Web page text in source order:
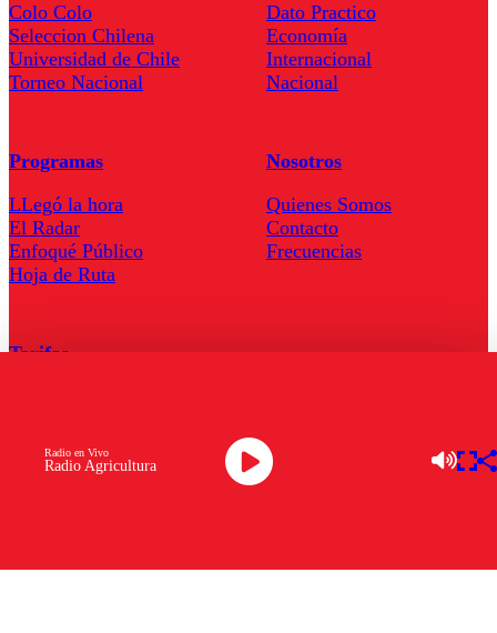
Radio Agricultura
Radio en Vivo
Colo Colo
Seleccion Chilena
Universidad de Chile
Torneo Nacional
Dato Practico
Economía
Internacional
Nacional
Programas
LLegó la hora
El Radar
Enfoqué Público
Hoja de Ruta
Nosotros
Quienes Somos
Contacto
Frecuencias
Tarifas
Descarga la APP